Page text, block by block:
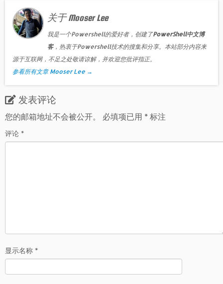
关于 Mooser Lee
我是一个Powershell的爱好者，创建了PowerShell中文博
客，热衷于Powershell技术的搜集和分享。本站部分内容来
源于互联网，不足之处敬请谅解，并欢迎您批评指正。
参看所有文章 Mooser Lee →
发表评论
您的邮箱地址不会被公开。
必填项已用 *标注
评论 *
显示名称 *